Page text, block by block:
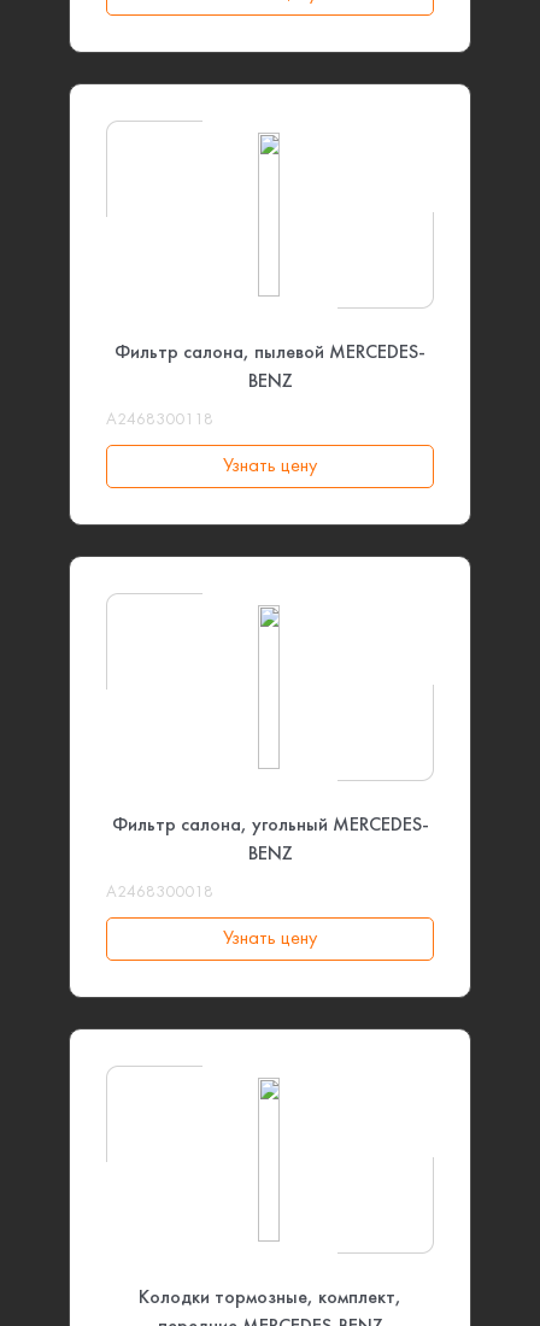
Фильтр салона, пылевой MERCEDES-
BENZ
A2468300118
Узнать цену
Фильтр салона, угольный MERCEDES-
BENZ
A2468300018
Узнать цену
Колодки тормозные, комплект,